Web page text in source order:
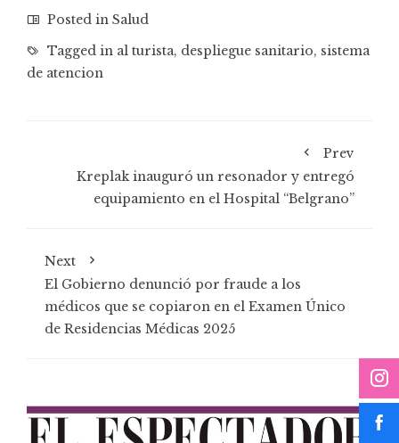
Posted in Salud
Tagged in al turista, despliegue sanitario, sistema
de atencion
Prev
Kreplak inauguró un resonador y entregó
equipamiento en el Hospital “Belgrano”
Next
El Gobierno denunció por fraude a los
médicos que se copiaron en el Examen Único
de Residencias Médicas 2025